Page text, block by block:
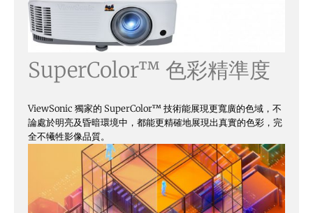
SuperColor™ 色彩精準度
ViewSonic 獨家的 SuperColor™ 技術能展現更寬廣的色域，不
論處於明亮及昏暗環境中，都能更精確地展現出真實的色彩，完
全不犧牲影像品質。